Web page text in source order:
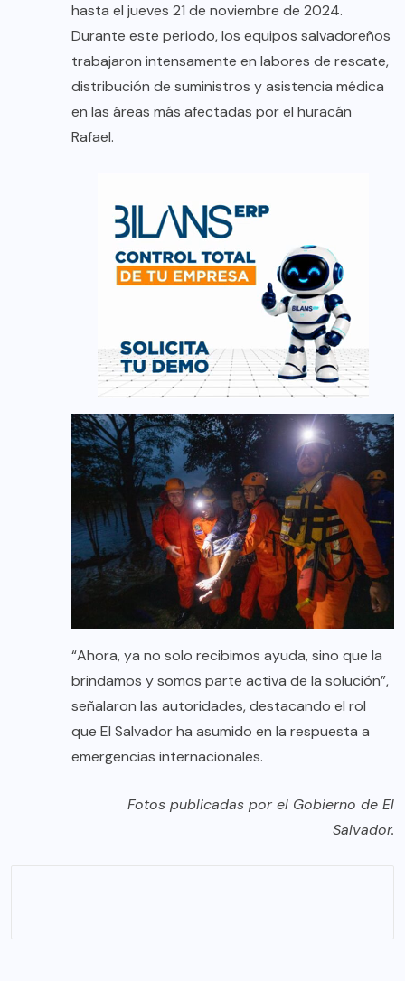
hasta el jueves 21 de noviembre de 2024.
Durante este periodo, los equipos salvadoreños
trabajaron intensamente en labores de rescate,
distribución de suministros y asistencia médica
en las áreas más afectadas por el huracán
Rafael.
“Ahora, ya no solo recibimos ayuda, sino que la
brindamos y somos parte activa de la solución”,
señalaron las autoridades, destacando el rol
que El Salvador ha asumido en la respuesta a
emergencias internacionales.
Fotos publicadas por el Gobierno de El
Salvador.